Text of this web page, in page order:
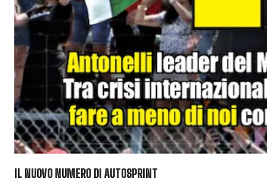
IL NUOVO NUMERO DI AUTOSPRINT